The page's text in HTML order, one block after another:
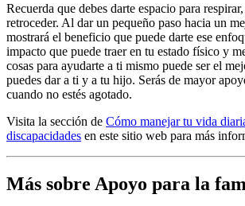
Recuerda que debes darte espacio para
retroceder. Al dar un pequeño paso hacia un
mostrará el beneficio que puede darte ese
impacto que puede traer en tu estado físico y
cosas para ayudarte a ti mismo puede ser el
puedes dar a ti y a tu hijo. Serás de mayor
cuando no estés agotado.
Visita la sección de Cómo manejar tu vida
discapacidades en este sitio web para más
Más sobre Apoyo para la